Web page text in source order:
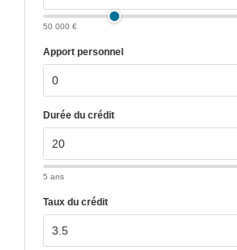
50 000 €
Apport personnel
Durée du crédit
5 ans
Taux du crédit